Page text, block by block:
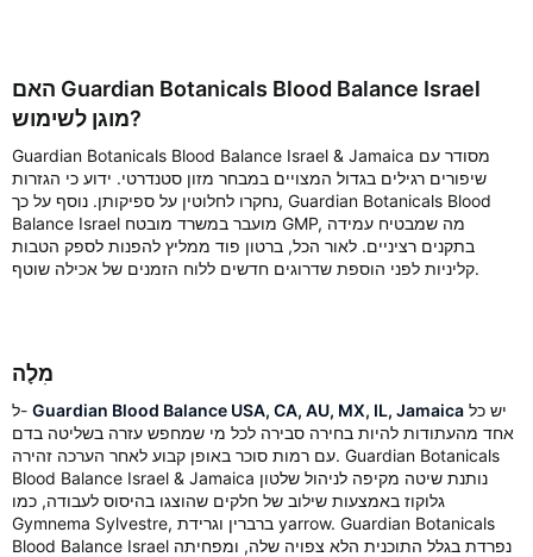
האם Guardian Botanicals Blood Balance Israel
מוגן לשימוש?
Guardian Botanicals Blood Balance Israel & Jamaica מסודר עם
שיפורים רגילים בגדול המצויים במבחר מזון סטנדרטי. ידוע כי הגזרות
נחקרו לחלוטין על ספיקותן. נוסף על כך, Guardian Botanicals Blood
Balance Israel מועבר במשרד מובטח GMP, מה שמבטיח עמידה
בתקנים רציניים. לאור הכל, ברטון פוד ממליץ להפנות לספק הטבות
קליניות לפני הוספת שדרוגים חדשים ללוח הזמנים של אכילה שוטף.
מִלָה
ל- Guardian Blood Balance USA, CA, AU, MX, IL, Jamaica
אחד מהעתודות להיות בחירה סבירה לכל מי שמחפש עזרה בשליטה בדם
עם רמות סוכר באופן קבוע לאחר הערכה זהירה. Guardian Botanicals
Blood Balance Israel & Jamaica נותנת שיטה מקיפה לניהול שלטון
גלוקוז באמצעות שילוב של חלקים שהוצגו בהיסוס לעבודה, כמו
Gymnema Sylvestre, ברברין וגרידת yarrow. Guardian Botanicals
Blood Balance Israel נפרדת בגלל התוכנית הלא צפויה שלה, ומפחיתה